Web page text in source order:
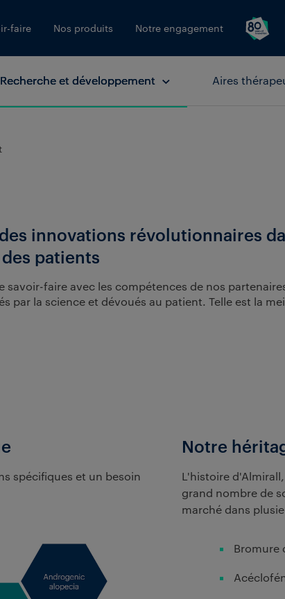
faire Nos produits Notre engagement
Recherche et développement Aires
innovations révolutionnaires
patients
faire avec les compétences de nos
par la science et dévoués au patient. Telle est la
spécifiques et un besoin
Notre
L'histoire
grand nombre de
marché dans
Bromure